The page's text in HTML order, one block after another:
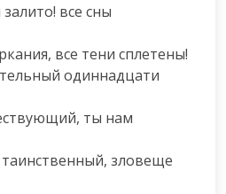
все сны
все тени сплетены!
одиннадцати
ты нам
зловеще